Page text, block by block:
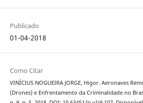
Publicado
01-04-2018
Como Citar
VINÍCIUS NOGUEIRA JORGE, Higor. Aeronaves
(Drones) e Enfrentamento da Criminalidade no